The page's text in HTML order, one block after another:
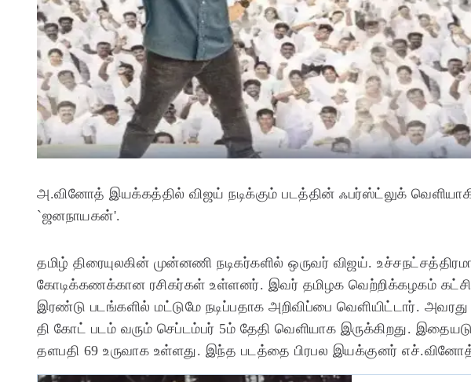
அ.வினோத் இயக்கத்தில் விஜய் நடிக்கும் படத்தின் ஃபர்ஸ்ட்லுக்
`ஜனநாயகன்'.
தமிழ் திரையுலகின் முன்னணி நடிகர்களில் ஒருவர் விஜய்.
கோடிக்கணக்கான ரசிகர்கள் உள்ளனர். இவர் தமிழக வெற்றிக்கழகம்
இரண்டு படங்களில் மட்டுமே நடிப்பதாக அறிவிப்பை வௌியிட்டார்.
தி கோட் படம் வரும் செப்டம்பர் 5ம் தேதி வெளியாக இருக்கிறது.
தளபதி 69 உருவாக உள்ளது. இந்த படத்தை பிரபல இயக்குனர்